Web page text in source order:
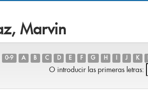
Marvin
0-9 A B C D E F G H J K
O introducir las primeras letras: